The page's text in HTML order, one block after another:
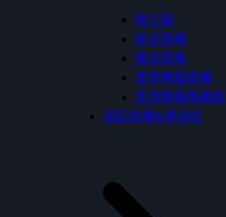
御之釉
坐式馬桶
蹲式馬桶
潔淨電腦馬桶
潔淨電腦馬桶座
浴缸設備&淋浴柱